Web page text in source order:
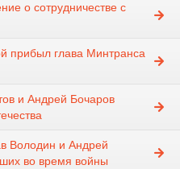
о сотрудничестве с
прибыл глава Минтранса
и Андрей Бочаров
Володин и Андрей
во время войны